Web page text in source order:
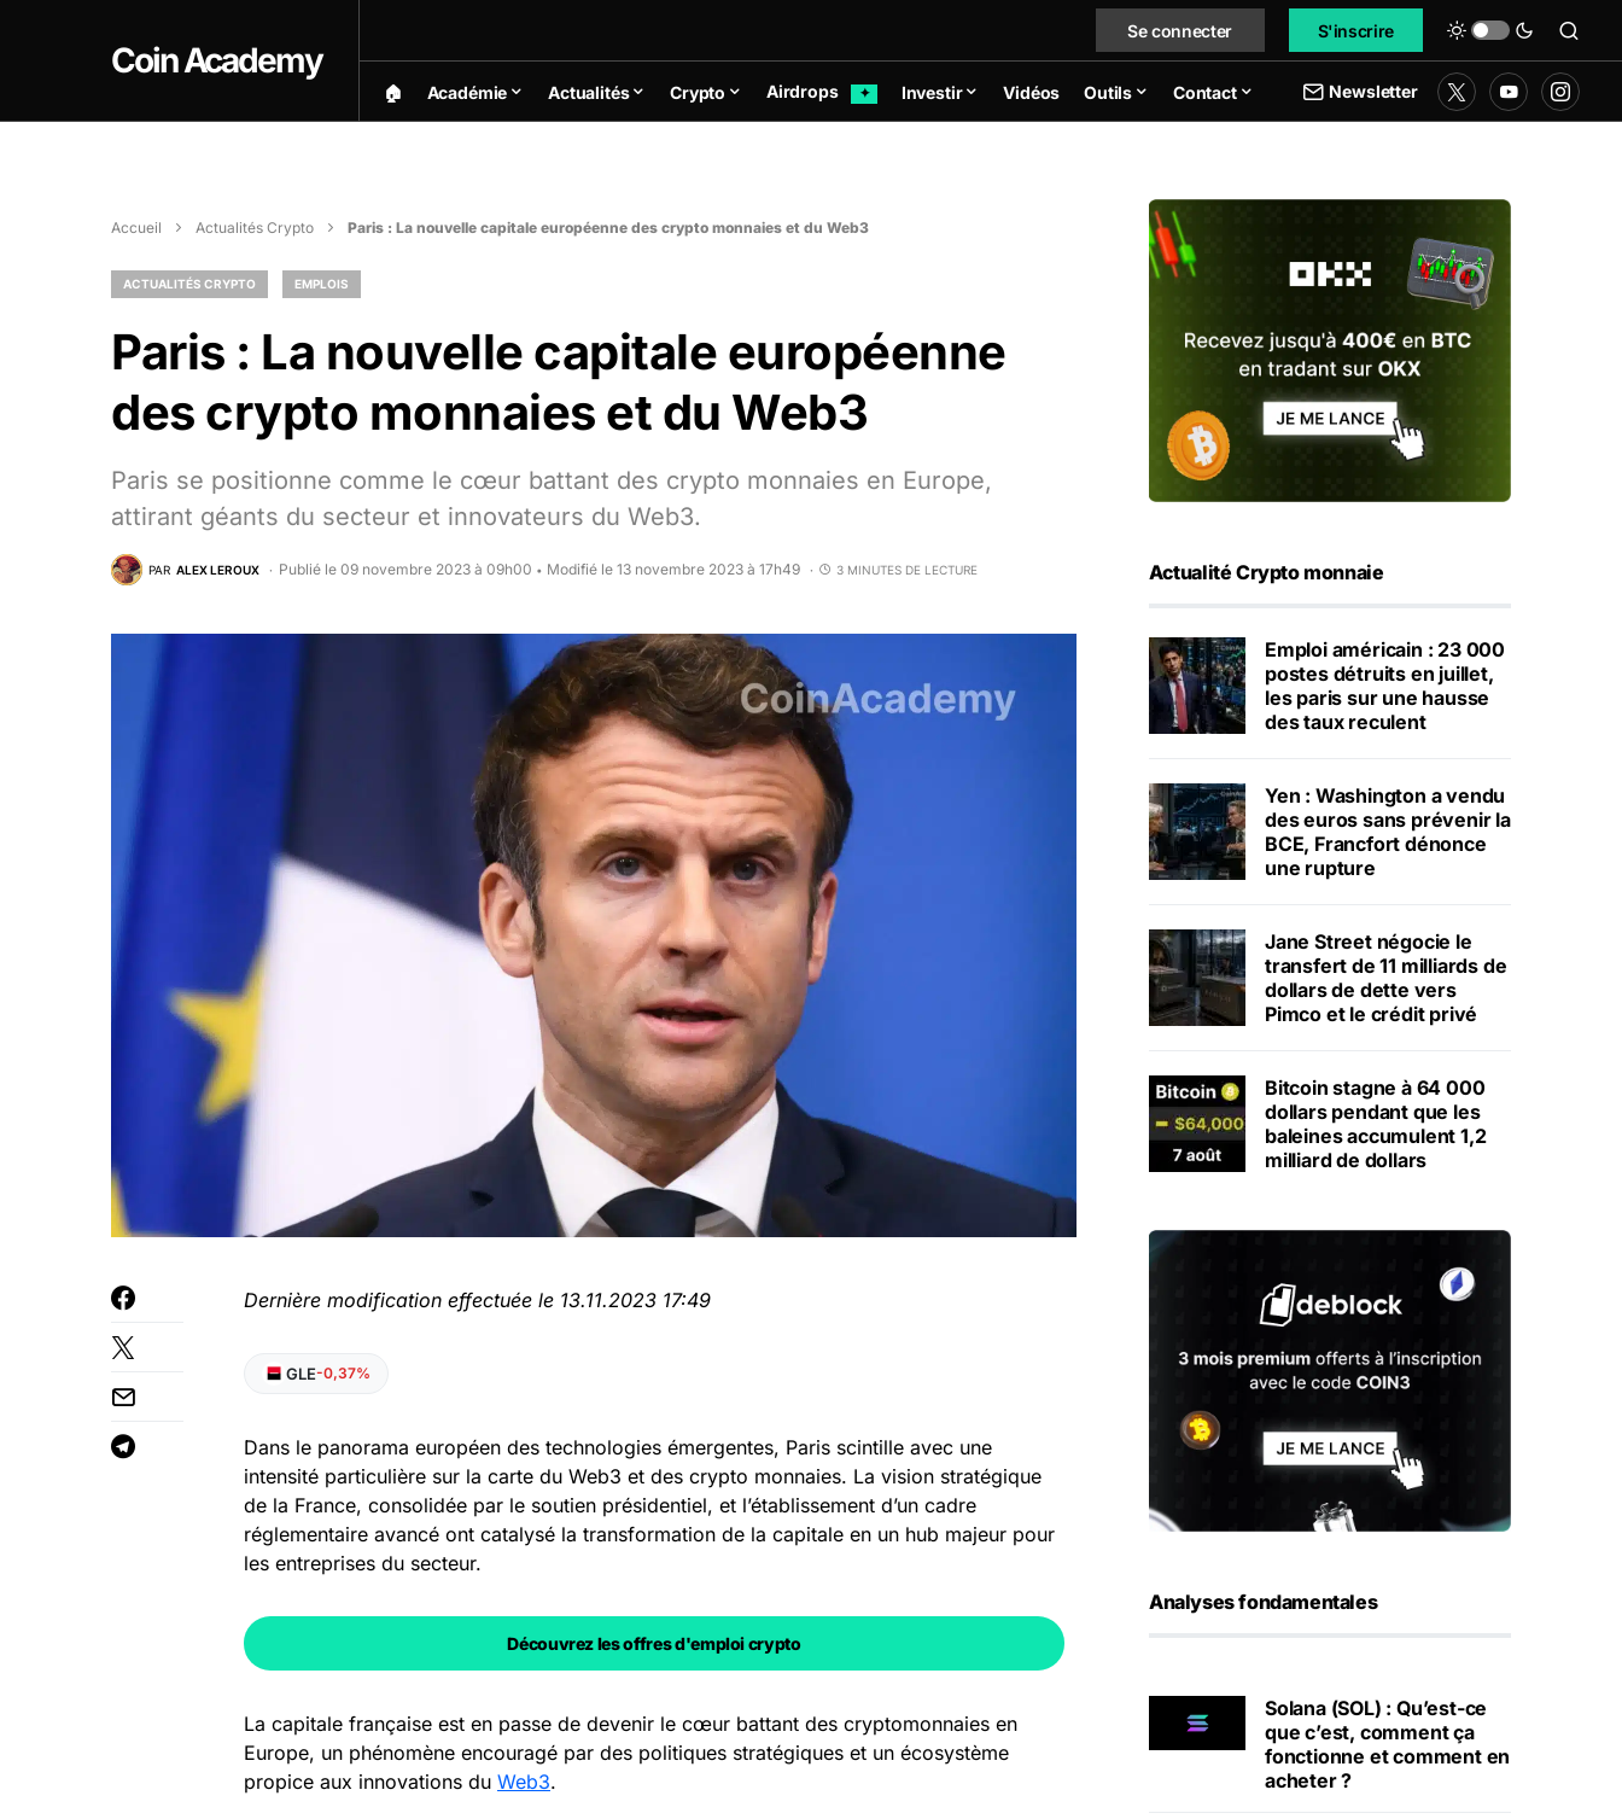
Coin Academy
Se connecter S'inscrire
🏠︎ Académie Actualités Crypto Airdrops ✦ Investir Vidéos Outils Contact Newsletter
Accueil Actualités Crypto Paris : La nouvelle capitale européenne des crypto monnaies et du Web3
ACTUALITÉS CRYPTO EMPLOIS
Paris : La nouvelle capitale européenne
des crypto monnaies et du Web3
Paris se positionne comme le cœur battant des crypto monnaies en Europe,
attirant géants du secteur et innovateurs du Web3.
PAR ALEX LEROUX Publié le 09 novembre 2023 à 09h00 • Modifié le 13 novembre 2023 à 17h49 3 MINUTES DE LECTURE
Dernière modification effectuée le 13.11.2023 17:49
GLE-0,37%
Dans le panorama européen des technologies émergentes, Paris scintille avec une
intensité particulière sur la carte du Web3 et des crypto monnaies. La vision stratégique
de la France, consolidée par le soutien présidentiel, et l’établissement d’un cadre
réglementaire avancé ont catalysé la transformation de la capitale en un hub majeur pour
les entreprises du secteur.
Découvrez les offres d'emploi crypto
La capitale française est en passe de devenir le cœur battant des cryptomonnaies en
Europe, un phénomène encouragé par des politiques stratégiques et un écosystème
propice aux innovations du Web3.
Actualité Crypto monnaie
Emploi américain : 23 000
postes détruits en juillet,
les paris sur une hausse
des taux reculent
Yen : Washington a vendu
des euros sans prévenir la
BCE, Francfort dénonce
une rupture
Jane Street négocie le
transfert de 11 milliards de
dollars de dette vers
Pimco et le crédit privé
Bitcoin stagne à 64 000
dollars pendant que les
baleines accumulent 1,2
milliard de dollars
Analyses fondamentales
Solana (SOL) : Qu’est-ce
que c’est, comment ça
fonctionne et comment en
acheter ?